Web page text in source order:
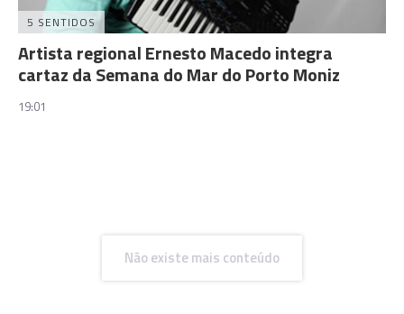
5 SENTIDOS
Artista regional Ernesto Macedo integra
cartaz da Semana do Mar do Porto Moniz
19:01
Não existe mais conteúdo